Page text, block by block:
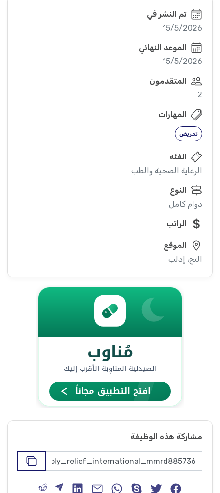
تم النشر في
15/5/2026
الموعد النهائي
15/5/2026
المتقدمون
2
المهارات
تمريض
الفئة
الرعاية الصحية والطب
النوع
دوام كامل
الراتب
الموقع
التح، إدلب
مشاركة هذه الوظيفة